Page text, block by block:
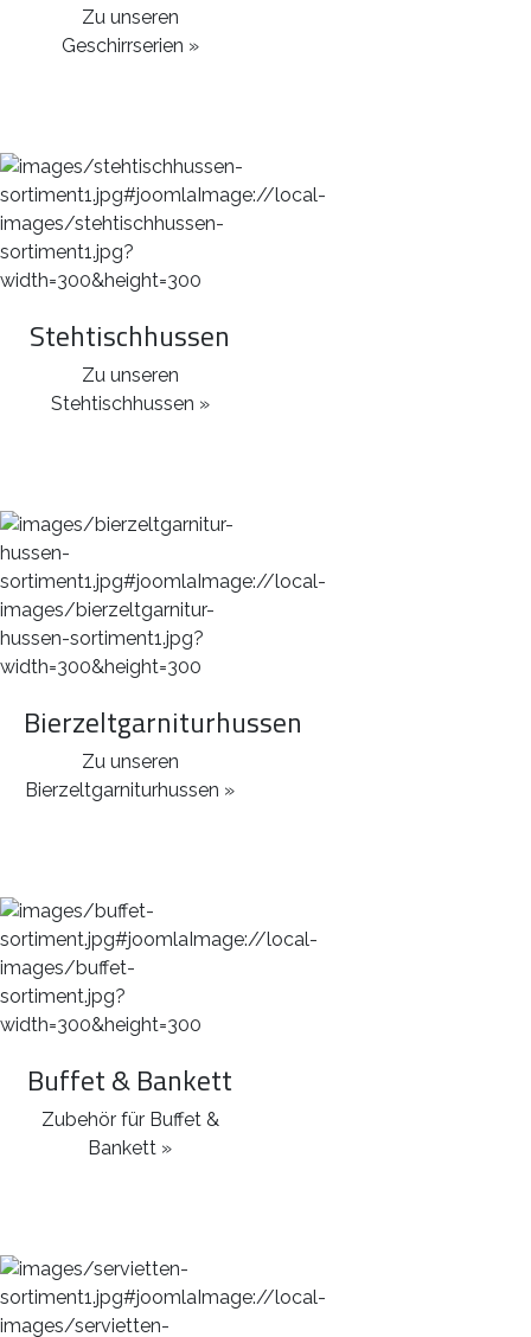
Zu unseren
Geschirrserien »
Stehtischhussen
Zu unseren
Stehtischhussen »
Bierzeltgarniturhussen
Zu unseren
Bierzeltgarniturhussen »
Buffet & Bankett
Zubehör für Buffet &
Bankett »